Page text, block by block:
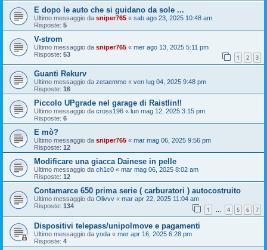
E dopo le auto che si guidano da sole ...
Ultimo messaggio da sniper765 « sab ago 23, 2025 10:48 am
Risposte: 5
V-strom
Ultimo messaggio da sniper765 « mer ago 13, 2025 5:11 pm
Risposte: 53 1 2 3
Guanti Rekurv
Ultimo messaggio da zetaemme « ven lug 04, 2025 9:48 pm
Risposte: 16
Piccolo UPgrade nel garage di Raistlin!!
Ultimo messaggio da cross196 « lun mag 12, 2025 3:15 pm
Risposte: 6
E mò?
Ultimo messaggio da sniper765 « mar mag 06, 2025 9:56 pm
Risposte: 12
Modificare una giacca Dainese in pelle
Ultimo messaggio da ch1c0 « mar mag 06, 2025 8:02 am
Risposte: 12
Contamarce 650 prima serie ( carburatori ) autocostruito
Ultimo messaggio da Olivvv « mar apr 22, 2025 11:04 am
Risposte: 134 1 … 4 5 6 7
Dispositivi telepass/unipolmove e pagamenti
Ultimo messaggio da yoda « mer apr 16, 2025 6:28 pm
Risposte: 4